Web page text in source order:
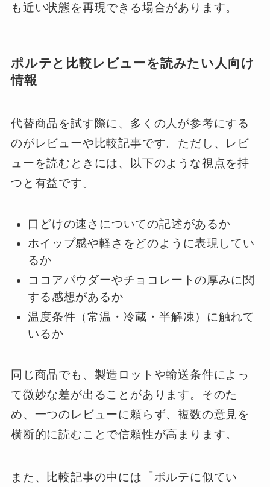
も近い状態を再現できる場合があります。
ポルテと比較レビューを読みたい人向け
情報
代替商品を試す際に、多くの人が参考にする
のがレビューや比較記事です。ただし、レビ
ューを読むときには、以下のような視点を持
つと有益です。
口どけの速さについての記述があるか
ホイップ感や軽さをどのように表現してい
るか
ココアパウダーやチョコレートの厚みに関
する感想があるか
温度条件（常温・冷蔵・半解凍）に触れて
いるか
同じ商品でも、製造ロットや輸送条件によっ
て微妙な差が出ることがあります。そのた
め、一つのレビューに頼らず、複数の意見を
横断的に読むことで信頼性が高まります。
また、比較記事の中には「ポルテに似てい